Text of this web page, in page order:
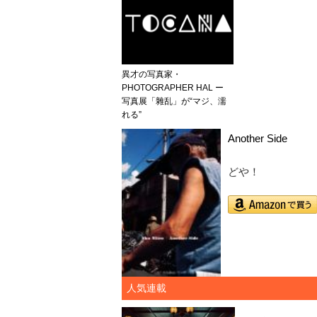
異才の写真家・
PHOTOGRAPHER HAL ー
写真展「雜乱」が“マジ、濡
れる”
Another Side
どや！
人気連載